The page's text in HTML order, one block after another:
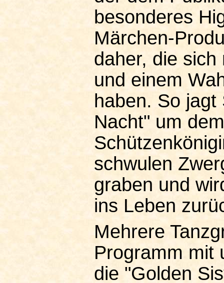
besonderes
Märchen-
daher, die
und einem
haben. So
Nacht" um
schwulen
graben und
ins Leben
Mehrere
Programm mit
die "Golden